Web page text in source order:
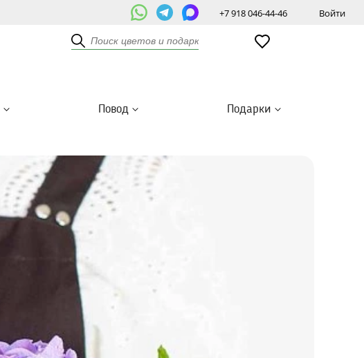
+7 918 046-44-46 Войти
Повод Подарки